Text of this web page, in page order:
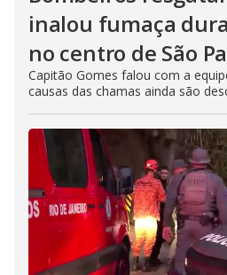
inalou fumaça
no centro de São
Capitão Gomes falou com a
causas das chamas ainda são